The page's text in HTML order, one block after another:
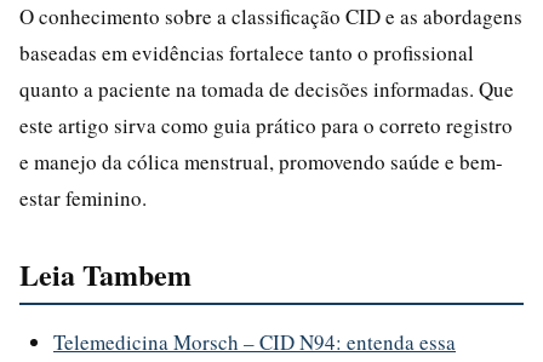
O conhecimento sobre a classificação CID e as abordagens
baseadas em evidências fortalece tanto o profissional
quanto a paciente na tomada de decisões informadas. Que
este artigo sirva como guia prático para o correto registro
e manejo da cólica menstrual, promovendo saúde e bem-
estar feminino.
Leia Tambem
Telemedicina Morsch – CID N94: entenda essa